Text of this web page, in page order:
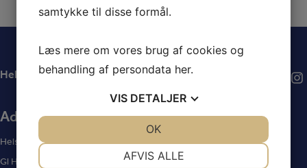
Helsingør Golf Club
Adresse
Helsingør Golf Club
Gl Hellebækvej 73
samtykke til disse formål.
Læs mere om vores brug af cookies og
behandling af persondata her.
VIS DETALJER
AFVIS ALLE
OK